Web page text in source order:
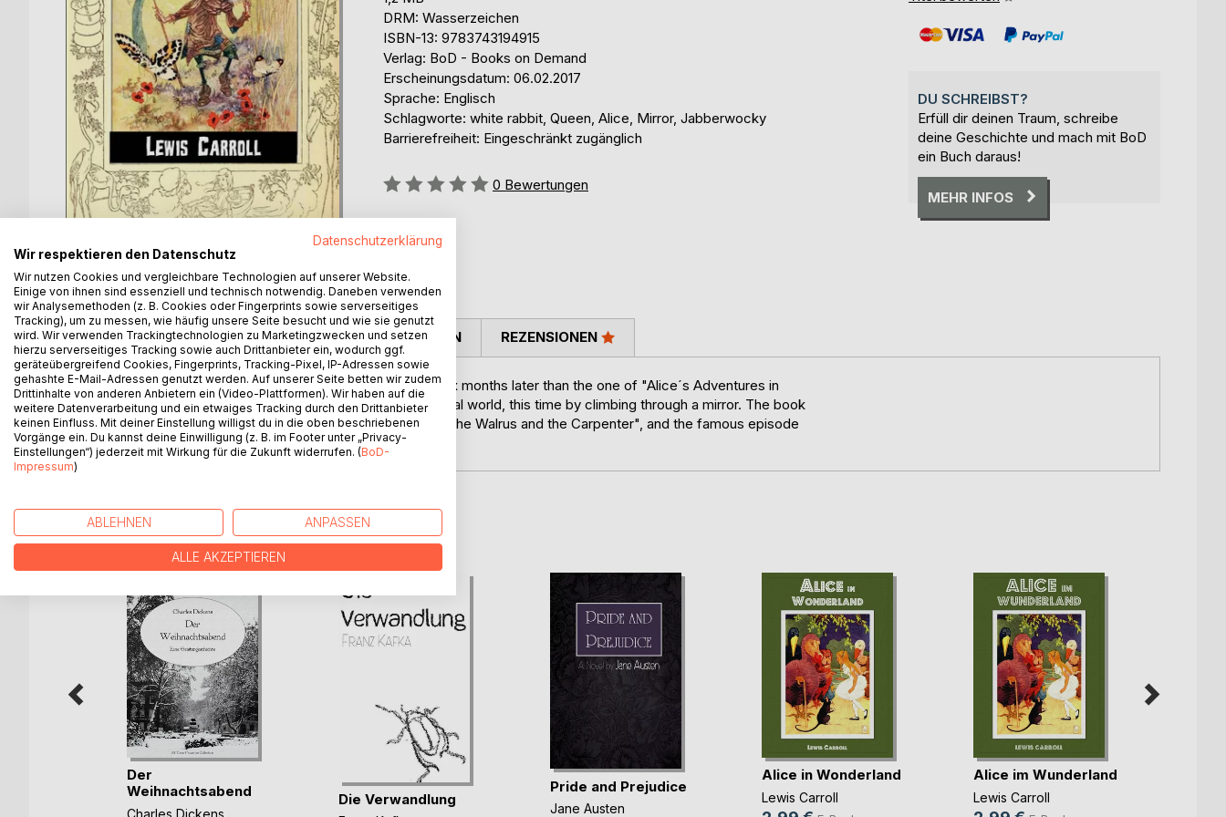
DRM: Wasserzeichen
ISBN-13: 9783743194915
Verlag: BoD - Books on Demand
Erscheinungsdatum: 06.02.2017
Sprache: Englisch
Schlagworte: white rabbit, Queen, Alice, Mirror, Jabberwocky
Barrierefreiheit: Eingeschränkt zugänglich
Bewertung::
0 Bewertungen
DU SCHREIBST?
Erfüll dir deinen Traum, schreibe
deine Geschichte und mach mit BoD
ein Buch daraus!
MEHR INFOS
BESCHREIBUNG
The Story of "Through the Looking-Glass" is set some six months later than the one of "Alice´s Adventures in
Wonderland". Again the curious little girl enters a fantastical world, this time by climbing through a mirror. The book
includes such well-known verses as "Jabberwocky" or "The Walrus and the Carpenter", and the famous episode
involving Tweedledum and Tweedledee.
AUTOR/IN PRESSESTIMMEN REZENSIONEN
WEITERE TITEL BEIBoD
Der
Weihnachtsabend
Charles Dickens
Die Verwandlung
Pride and Prejudice
Jane Austen
Alice in Wonderland
Lewis Carroll
Alice im Wunderland
Lewis Carroll
Datenschutzerklärung
Wir respektieren den Datenschutz
Wir nutzen Cookies und vergleichbare Technologien auf unserer Website.
Einige von ihnen sind essenziell und technisch notwendig. Daneben verwenden
wir Analysemethoden (z. B. Cookies oder Fingerprints sowie serverseitiges
Tracking), um zu messen, wie häufig unsere Seite besucht und wie sie genutzt
wird. Wir verwenden Trackingtechnologien zu Marketingzwecken und setzen
hierzu serverseitiges Tracking sowie auch Drittanbieter ein, wodurch ggf.
geräteübergreifend Cookies, Fingerprints, Tracking-Pixel, IP-Adressen sowie
gehashte E-Mail-Adressen genutzt werden. Auf unserer Seite betten wir zudem
Drittinhalte von anderen Anbietern ein (Video-Plattformen). Wir haben auf die
weitere Datenverarbeitung und ein etwaiges Tracking durch den Drittanbieter
keinen Einfluss. Mit deiner Einstellung willigst du in die oben beschriebenen
Vorgänge ein. Du kannst deine Einwilligung (z. B. im Footer unter „Privacy-
Einstellungen“) jederzeit mit Wirkung für die Zukunft widerrufen. (BoD-
Impressum)
ABLEHNEN ANPASSEN
ALLE AKZEPTIEREN